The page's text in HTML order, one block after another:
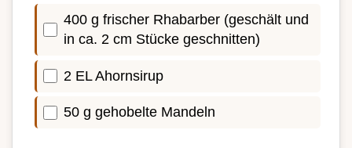
400 g frischer Rhabarber (geschält und
in ca. 2 cm Stücke geschnitten)
2 EL Ahornsirup
50 g gehobelte Mandeln